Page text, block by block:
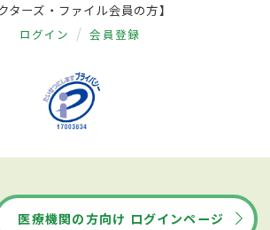
ターズ・ファイル会員の方】
ログイン 会員登録
医療機関の方向け ログインページ